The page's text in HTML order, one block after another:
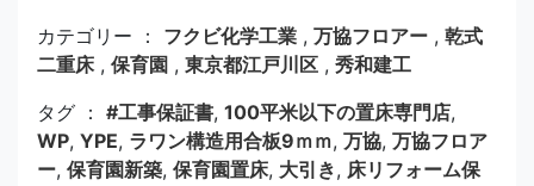
カテゴリー ： フクビ化学工業 , 万協フロアー , 乾式
二重床, 保育園 , 東京都江戸川区 , 秀和建工
タグ ： #工事保証書, 100平米以下の置床専門店,
WP, YPE, ラワン構造用合板9ｍｍ, 万協, 万協フロア
ー, 保育園新築, 保育園置床, 大引き, 床リフォーム保